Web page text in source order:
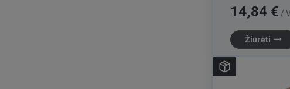
Kaina
14,84 € /
Žiūrėti trending_flat